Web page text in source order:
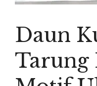
Daun
Tarung